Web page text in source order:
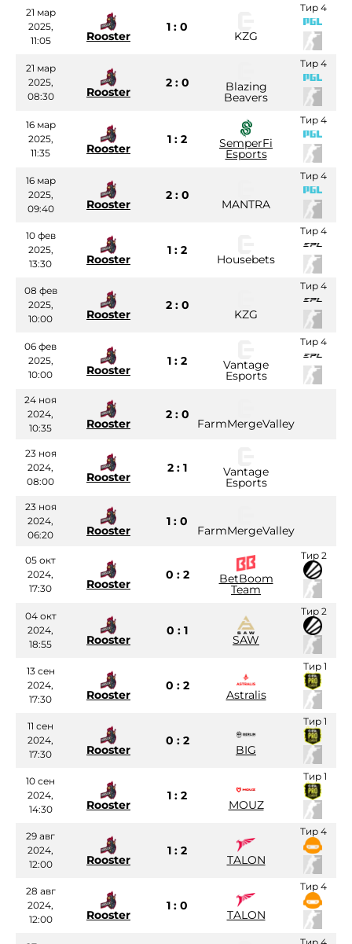
21 мар
2025,
11:05
Rooster
1 : 0
KZG
Тир 4
21 мар
2025,
08:30
Rooster
2 : 0 Blazing
Beavers
Тир 4
16 мар
2025,
11:35
Rooster
1 : 2 SemperFi
Esports
Тир 4
16 мар
2025,
09:40
Rooster
2 : 0
MANTRA
Тир 4
10 фев
2025,
13:30
Rooster
1 : 2
Housebets
Тир 4
08 фев
2025,
10:00
Rooster
2 : 0
KZG
Тир 4
06 фев
2025,
10:00
Rooster
1 : 2 Vantage
Esports
Тир 4
24 ноя
2024,
10:35
Rooster
2 : 0
FarmMergeValley
23 ноя
2024,
08:00
Rooster
2 : 1 Vantage
Esports
23 ноя
2024,
06:20
Rooster
1 : 0
FarmMergeValley
05 окт
2024,
17:30
Rooster
0 : 2 BetBoom
Team
Тир 2
04 окт
2024,
18:55
Rooster
0 : 1
SAW
Тир 2
13 сен
2024,
17:30
Rooster
0 : 2
Astralis
Тир 1
11 сен
2024,
17:30
Rooster
0 : 2
BIG
Тир 1
10 сен
2024,
14:30
Rooster
1 : 2
MOUZ
Тир 1
29 авг
2024,
12:00
Rooster
1 : 2
TALON
Тир 4
28 авг
2024,
12:00
Rooster
1 : 0
TALON
Тир 4